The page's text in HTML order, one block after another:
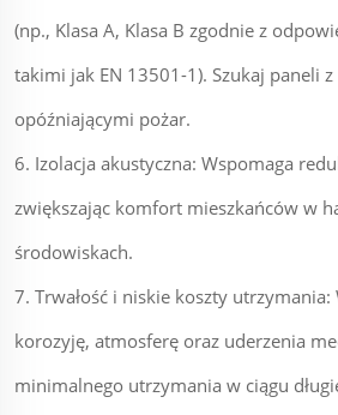
(np., Klasa A, Klasa B zgodnie z
takimi jak EN 13501-1). Szukaj paneli
opóźniającymi pożar.
6. Izolacja akustyczna: Wspomaga
zwiększając komfort mieszkańców w
środowiskach.
7. Trwałość i niskie koszty
korozyję, atmosferę oraz uderzenia
minimalnego utrzymania w ciągu